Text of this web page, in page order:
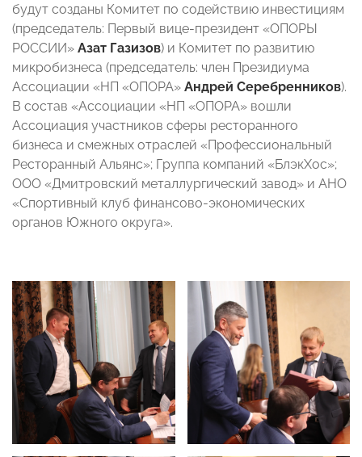
будут созданы Комитет по содействию инвестициям
(председатель: Первый вице-президент «ОПОРЫ
РОССИИ» Азат Газизов) и Комитет по развитию
микробизнеса (председатель: член Президиума
Ассоциации «НП «ОПОРА» Андрей Серебренников).
В состав «Ассоциации «НП «ОПОРА» вошли
Ассоциация участников сферы ресторанного
бизнеса и смежных отраслей «Профессиональный
Ресторанный Альянс»; Группа компаний «БлэкХос»;
ООО «Дмитровский металлургический завод» и АНО
«Спортивный клуб финансово-экономических
органов Южного округа».